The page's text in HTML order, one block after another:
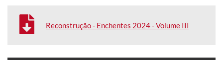
Reconstrução - Enchentes 2024 - Volume III